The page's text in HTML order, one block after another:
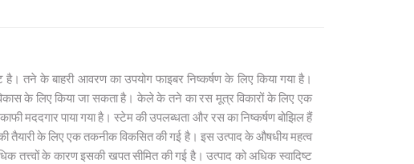
के बाहरी आवरण का उपयोग फाइबर निष्कर्षण के लिए किया गया है।
के लिए किया जा सकता है। केले के तने का रस मूत्र विकारों के लिए एक
मददगार पाया गया है। स्टेम की उपलब्धता और रस का निष्कर्षण बोझिल हैं
तैयारी के लिए एक तकनीक विकसित की गई है। इस उत्पाद के औषधीय महत्व
के कारण इसकी खपत सीमित की गई है। उत्पाद को अधिक स्वादिष्ट